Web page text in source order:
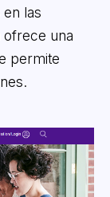
las
una
permite